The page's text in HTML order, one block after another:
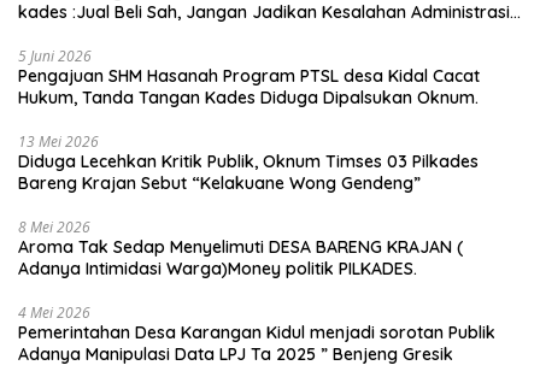
kades :Jual Beli Sah, Jangan Jadikan Kesalahan Administrasi
5 Juni 2026
Pengajuan SHM Hasanah Program PTSL desa Kidal Cacat
Hukum, Tanda Tangan Kades Diduga Dipalsukan Oknum.
13 Mei 2026
Diduga Lecehkan Kritik Publik, Oknum Timses 03 Pilkades
Bareng Krajan Sebut “Kelakuane Wong Gendeng”
8 Mei 2026
Aroma Tak Sedap Menyelimuti DESA BARENG KRAJAN (
Adanya Intimidasi Warga)Money politik PILKADES.
4 Mei 2026
Pemerintahan Desa Karangan Kidul menjadi sorotan Publik
Adanya Manipulasi Data LPJ Ta 2025 ” Benjeng Gresik